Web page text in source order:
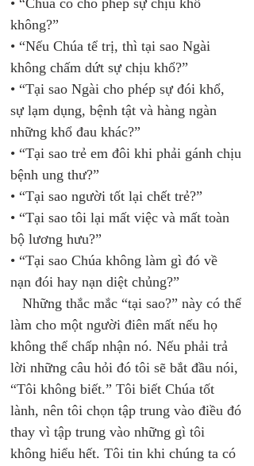
• “Chúa có cho phép sự chịu khổ
không?”
• “Nếu Chúa tể trị, thì tại sao Ngài
không chấm dứt sự chịu khổ?”
• “Tại sao Ngài cho phép sự đói khổ,
sự lạm dụng, bệnh tật và hàng ngàn
những khổ đau khác?”
• “Tại sao trẻ em đôi khi phải gánh chịu
bệnh ung thư?”
• “Tại sao người tốt lại chết trẻ?”
• “Tại sao tôi lại mất việc và mất toàn
bộ lương hưu?”
• “Tại sao Chúa không làm gì đó về
nạn đói hay nạn diệt chủng?”
Những thắc mắc “tại sao?” này có thể
làm cho một người điên mất nếu họ
không thể chấp nhận nó. Nếu phải trả
lời những câu hỏi đó tôi sẽ bắt đầu nói,
“Tôi không biết.” Tôi biết Chúa tốt
lành, nên tôi chọn tập trung vào điều đó
thay vì tập trung vào những gì tôi
không hiểu hết. Tôi tin khi chúng ta có